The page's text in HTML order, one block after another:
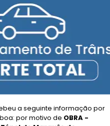
a seguinte informação por
por motivo de OBRA -